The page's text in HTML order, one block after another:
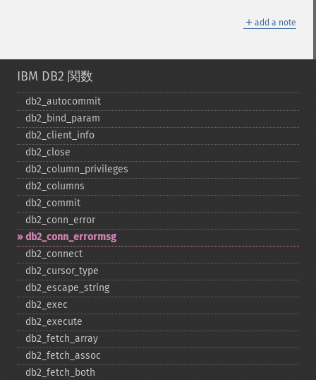
＋ add a note
IBM DB2 関数
db2_​autocommit
db2_​bind_​param
db2_​client_​info
db2_​close
db2_​column_​privileges
db2_​columns
db2_​commit
db2_​conn_​error
db2_​conn_​errormsg
db2_​connect
db2_​cursor_​type
db2_​escape_​string
db2_​exec
db2_​execute
db2_​fetch_​array
db2_​fetch_​assoc
db2_​fetch_​both